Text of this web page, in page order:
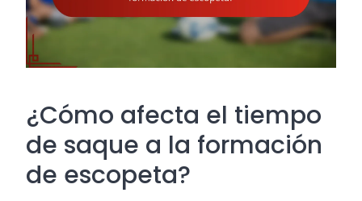
¿Cómo afecta el tiempo
de saque a la formación
de escopeta?